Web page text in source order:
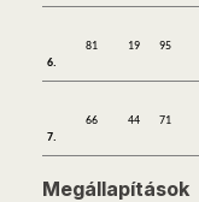
6.
81 19 95
7.
66 44 71
Megállapítások